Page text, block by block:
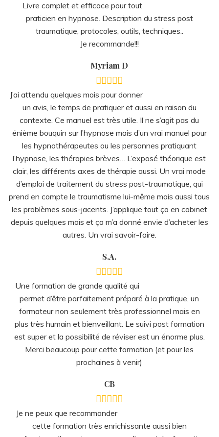
l’hypnose, les thérapies brèves… L’exposé théorique est
clair, les différents axes de thérapie aussi. Un vrai mode
d’emploi de traitement du stress post-traumatique, qui
prend en compte le traumatisme lui-même mais aussi tous
depuis quelques mois et ça m’a donné envie d’acheter les
autres. Un vrai savoir-faire.
S.A.
Une formation de grande qualité qui
permet d’être parfaitement préparé à la pratique, un
formateur non seulement très professionnel mais en
plus très humain et bienveillant. Le suivi post formation
est super et la possibilité de réviser est un énorme plus.
Merci beaucoup pour cette formation (et pour les
prochaines à venir)
CB
Je ne peux que recommander
cette formation très enrichissante aussi bien
professionnellement que personnellement. La formation
est complète et nous apporte tous les outils nécessaires
pour s’installer par la suite. Un grand merci à Jérôme …
Romane
Disponible, à l’écoute, un
accompagnement personnalisé dont l’efficacité
dépasse les résultats attendus. Je recommande.
V.A.